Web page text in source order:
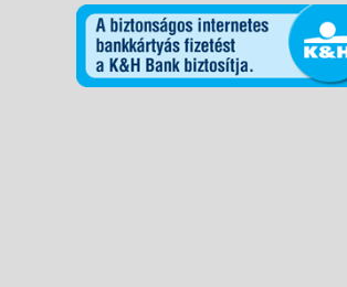
Papírszínház
Pixelhobby